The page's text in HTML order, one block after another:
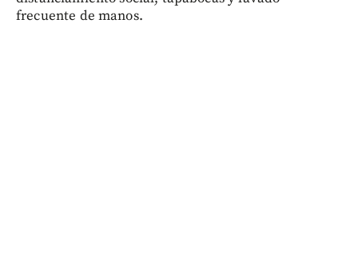
frecuente de manos.